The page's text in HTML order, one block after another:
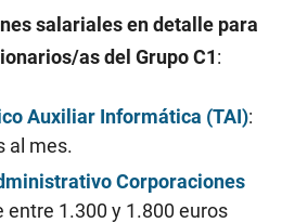
salariales en detalle para
as del Grupo C1:
Auxiliar Informática (TAI):
al mes.
Corporaciones
entre 1.300 y 1.800 euros